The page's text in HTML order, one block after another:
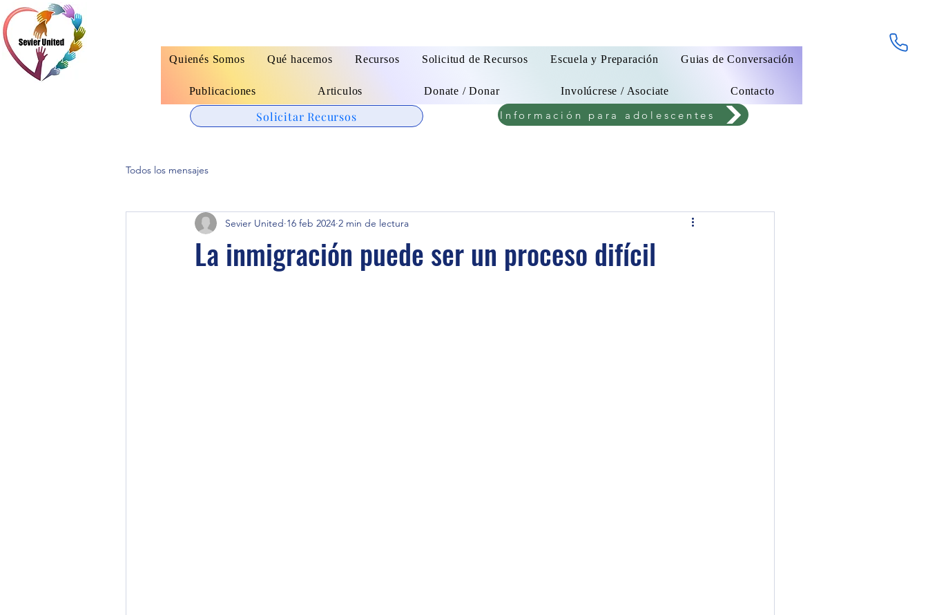
Quienés Somos Qué hacemos Recursos Solicitud de Recursos Escuela y Preparación Guias de Conversación
Publicaciones Articulos Donate / Donar Involúcrese / Asociate Contacto
Solicitar Recursos Información para adolescentes
Todos los mensajes
La inmigración puede ser un proceso difícil
Sevier United 16 feb 2024 2 min de lectura